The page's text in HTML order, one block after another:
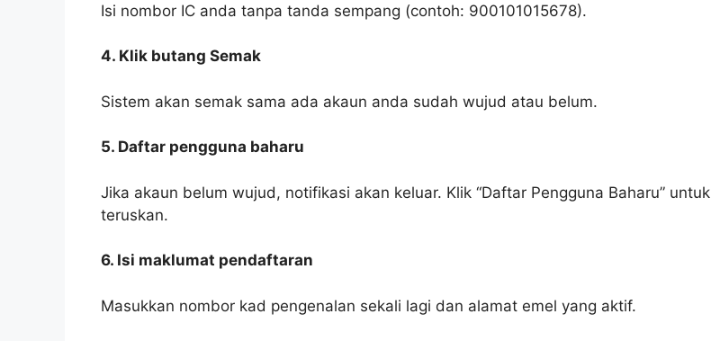
Isi nombor IC anda tanpa tanda sempang (contoh: 900101015678).
4. Klik butang Semak
Sistem akan semak sama ada akaun anda sudah wujud atau belum.
5. Daftar pengguna baharu
Jika akaun belum wujud, notifikasi akan keluar. Klik “Daftar Pengguna Baharu” untuk
teruskan.
6. Isi maklumat pendaftaran
Masukkan nombor kad pengenalan sekali lagi dan alamat emel yang aktif.